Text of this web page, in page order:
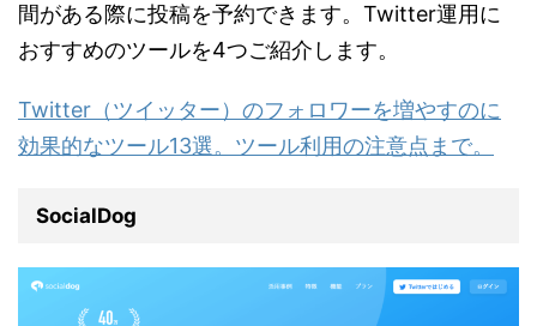
間がある際に投稿を予約できます。Twitter運用に
おすすめのツールを4つご紹介します。
Twitter（ツイッター）のフォロワーを増やすのに
効果的なツール13選。ツール利用の注意点まで。
SocialDog